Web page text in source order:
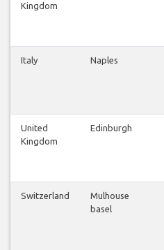
Kingdom
Italy Naples
United
Kingdom
Edinburgh
Switzerland
Mulhouse
basel